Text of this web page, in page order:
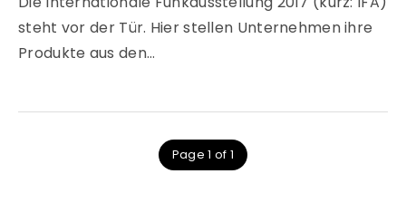
steht vor der Tür. Hier stellen Unternehmen ihre
Produkte aus den…
Page 1 of 1